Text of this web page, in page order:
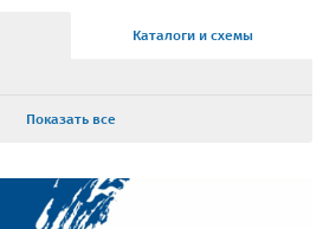
Каталоги и схемы
Показать все